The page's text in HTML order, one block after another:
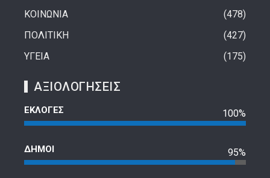
ΚΟΙΝΩΝΙΑ
478
ΠΟΛΙΤΙΚΗ
427
ΥΓΕΙΑ
175
ΑΞΙΟΛΟΓΗΣΕΙΣ
ΕΚΛΟΓΕΣ 100%
ΔΗΜΟΙ 95%